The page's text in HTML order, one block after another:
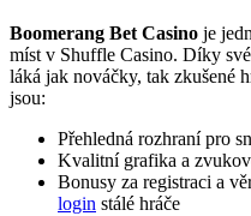
Boomerang Bet Casino je
míst v Shuffle Casino. Díky
láká jak nováčky, tak zkušené
jsou:
Přehledná rozhraní pro
Kvalitní grafika a
Bonusy za registraci a
login stálé hráče